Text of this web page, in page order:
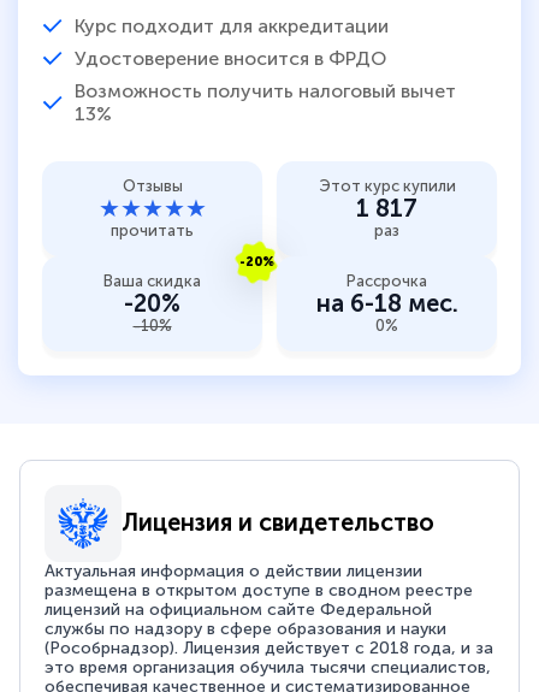
Курс подходит для аккредитации
Удостоверение вносится в ФРДО
Возможность получить налоговый вычет
13%
Отзывы
★★★★★
прочитать
Этот курс купили
1 817
раз
-20%
Ваша скидка
-20%
-10%
Рассрочка
на 6-18 мес.
0%
Лицензия и свидетельство
Актуальная информация о действии лицензии
размещена в открытом доступе в сводном реестре
лицензий на официальном сайте Федеральной
службы по надзору в сфере образования и науки
(Рособрнадзор). Лицензия действует с 2018 года, и за
это время организация обучила тысячи специалистов,
обеспечивая качественное и систематизированное